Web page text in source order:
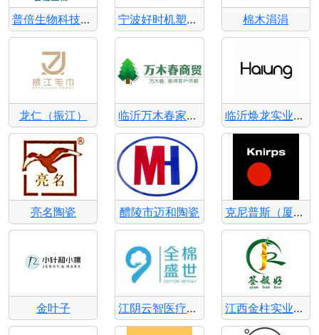
普倍生物科技有限公司 宁波好时机塑业有限公司 棉木涓涓
龙仁（振江） 临沂万木春家居用品有限公司 临沂焕龙实业有限公司
亮名陶瓷 醴陵市迈和陶瓷 克尼普斯（厦门）旅行用品有限公司
金叶子 江阴云智医疗无纺布-全棉盛世 江西金柱实业有限公司